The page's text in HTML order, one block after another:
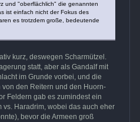
und "oberflächlich" die genannten
ist einfach nicht der Fokus des
es trotzdem große, bedeutende
kurz, deswegen Scharmützel.
statt, aber als Gandalf mit
im Grunde vorbei, und die
den Reitern und den Huorn-
Feldern gab es zumindest ein
Haradrim, wobei das auch eher
bevor die Armeen groß